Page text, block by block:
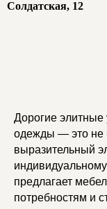
Солдатская, 12
Дорогие
одежды — это не
выразительный
предлагает
потребностям и
категории